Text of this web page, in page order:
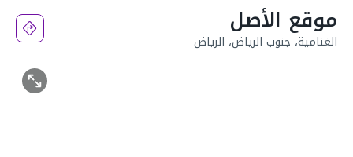
موقع الأصل
الغنامية، جنوب الرياض، الرياض